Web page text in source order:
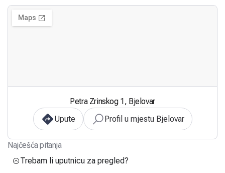
Petra Zrinskog 1, Bjelovar
Upute
Profil u mjestu Bjelovar
Najčešća pitanja
Trebam li uputnicu za pregled?